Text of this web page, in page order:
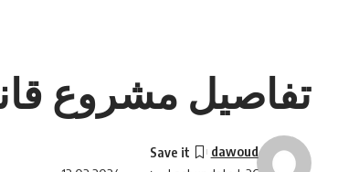
تفاصيل مشروع
dawoud